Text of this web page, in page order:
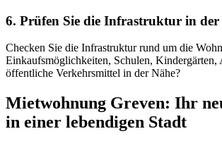
6. Prüfen Sie die Infrastruktur in der
Checken Sie die Infrastruktur rund um die
Einkaufsmöglichkeiten, Schulen, Kindergärten,
öffentliche Verkehrsmittel in der Nähe?
Mietwohnung Greven: Ihr
in einer lebendigen Stadt